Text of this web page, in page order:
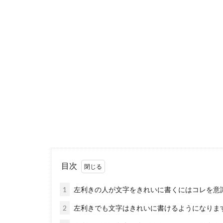
目次
1 左利きの人が文字をきれいに書くにはコレを意
2 左利きでも文字はきれいに書けるようになりま